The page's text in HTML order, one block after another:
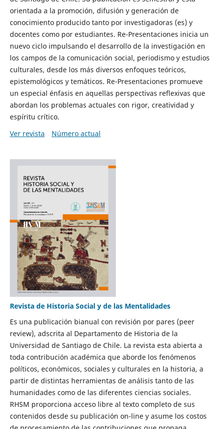
orientada a la promoción, difusión y generación de
conocimiento producido tanto por investigadoras (es) y
docentes como por estudiantes. Re-Presentaciones inicia un
nuevo ciclo impulsando el desarrollo de la investigación en
los campos de la comunicación social, periodismo y estudios
culturales, desde los más diversos enfoques teóricos,
epistemológicos y temáticos. Re-Presentaciones promueve
un especial énfasis en aquellas perspectivas reflexivas que
abordan los problemas actuales con rigor, creatividad y
espíritu crítico.
Ver revista
Número actual
Revista de Historia Social y de las Mentalidades
Es una publicación bianual con revisión por pares (peer
review), adscrita al Departamento de Historia de la
Universidad de Santiago de Chile. La revista esta abierta a
toda contribución académica que aborde los fenómenos
políticos, económicos, sociales y culturales en la historia, a
partir de distintas herramientas de análisis tanto de las
humanidades como de las diferentes ciencias sociales.
RHSM proporciona acceso libre al texto completo de sus
contenidos desde su publicación on-line y asume los costos